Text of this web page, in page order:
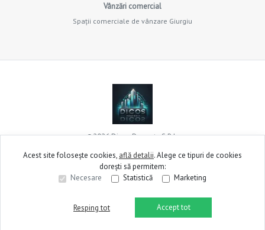
Sună acum Solicită vizionare
Vânzări comercial
Spații comerciale de vânzare Giurgiu
©2026Dicos Property S.R.L.
Site creat în
Acest site folosește cookies, află detalii.Alege ce tipuri de cookies
dorești să permitem:
Necesare
Statistică Marketing
Resping tot Accept tot